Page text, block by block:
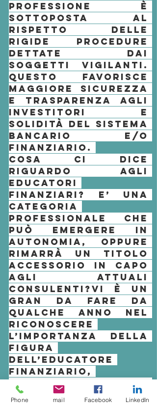
professione
è
sottoposta al
rispetto delle
rigide procedure
dettate dai
soggetti vigilanti.
Questo favorisce
maggiore sicurezza
investitori
e
solidità del sistema
bancario e/o
finanziario.
Cosa ci dice
riguardo agli
educatori
finanziari? E’ una
categoria
professionale che
può emergere in
autonomia, oppure
rimarrà un titolo
accessorio in capo
agli attuali
consulenti?Vi è un
gran da fare da
qualche anno nel
riconoscere
l’importanza della
figura
dell’ educatore
finanziario,
soprattutto dopo
la
Phone mail Facebook LinkedIn